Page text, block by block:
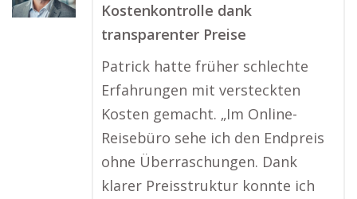
Kostenkontrolle dank
transparenter Preise
Patrick hatte früher schlechte
Erfahrungen mit versteckten
Kosten gemacht. „Im Online-
Reisebüro sehe ich den Endpreis
ohne Überraschungen. Dank
klarer Preisstruktur konnte ich